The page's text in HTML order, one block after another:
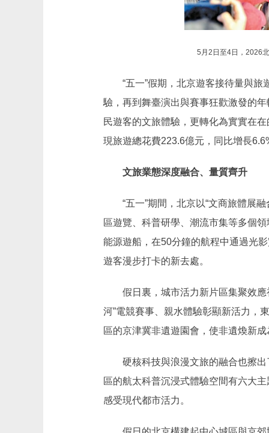
5月2日至4日，2026
“五一”假期，北京遊客接待量與旅
驗，再到舞臺演出與賽事狂歡激發的
民遊客的文旅體驗，更轉化為實實在
現旅遊總花費223.6億元，同比增長
文旅業態深度融合、量質齊升
“五一”期間，北京以“文商旅體展融
區遊覽、科普研學、潮流市集等多個
能源遊船，在50分鐘的航程中通過光
遊客漫步打卡的新去處。
假日裏，城市活力新片區集聚效應
河”電競賽事、親水體驗彰顯新活力，
區的京津冀非遺遊園會，使非遺煥新
硬核科技與浪漫文旅的融合也擦出
區的航太科普沉浸式體驗空間有六大
感受現代都市活力。